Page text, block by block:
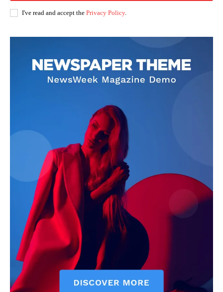
I've read and accept the Privacy Policy.